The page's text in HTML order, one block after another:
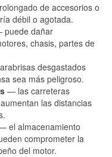
de accesorios o
débil o agotada.
dañar
chasis, partes de
desgastados
sea más peligroso.
— las carreteras
las distancias
el almacenamiento
comprometer la
del motor.